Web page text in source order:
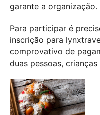
garante a organização.
Para participar é
inscrição para
comprovativo de
duas pessoas,